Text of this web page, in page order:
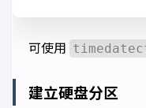
可使用
建立硬盘分区